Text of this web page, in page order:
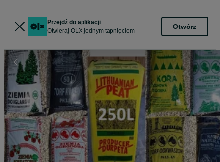
Przejdź do aplikacji
Otwieraj OLX jednym tapnięciem
Otwórz